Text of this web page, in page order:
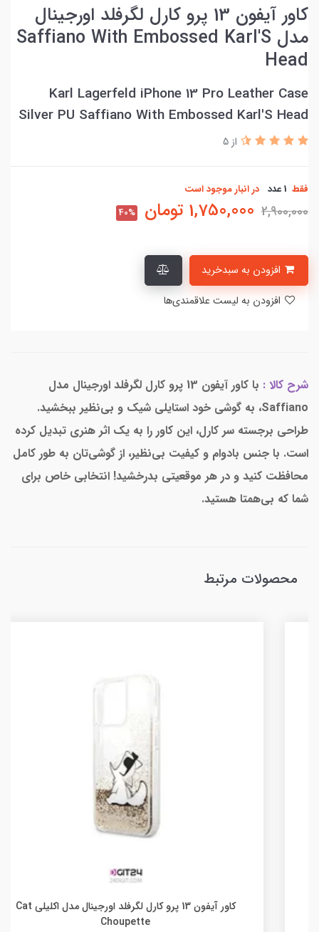
کاور آیفون 13 پرو کارل لگرفلد اورجینال
مدل Saffiano With Embossed Karl'S
Head
Karl Lagerfeld iPhone 13 Pro Leather Case
Silver PU Saffiano With Embossed Karl'S Head
از 5
فقط 1 عدد در انبار موجود است
2,900,000
1,750,000 تومان 40%
شرح کالا :
با کاور آیفون 13 پرو کارل لگرفلد اورجینال مدل
Saffiano، به گوشی خود استایلی شیک و بی‌نظیر ببخشید.
طراحی برجسته سر کارل، این کاور را به یک اثر هنری تبدیل کرده
است. با جنس بادوام و کیفیت بی‌نظیر، از گوشی‌تان به طور کامل
محافظت کنید و در هر موقعیتی بدرخشید! انتخابی خاص برای
شما که بی‌همتا هستید.
محصولات مرتبط
کاور آیفون 13 پرو کارل لگرفلد اورجینال مدل اکلیلی Cat
Choupette